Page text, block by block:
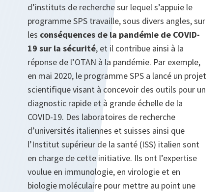
d’instituts de recherche sur lequel s’appuie le
programme SPS travaille, sous divers angles, sur
les conséquences de la pandémie de COVID-
19 sur la sécurité, et il contribue ainsi à la
réponse de l’OTAN à la pandémie. Par exemple,
en mai 2020, le programme SPS a lancé un projet
scientifique visant à concevoir des outils pour un
diagnostic rapide et à grande échelle de la
COVID-19. Des laboratoires de recherche
d’universités italiennes et suisses ainsi que
l’Institut supérieur de la santé (ISS) italien sont
en charge de cette initiative. Ils ont l’expertise
voulue en immunologie, en virologie et en
biologie moléculaire pour mettre au point une